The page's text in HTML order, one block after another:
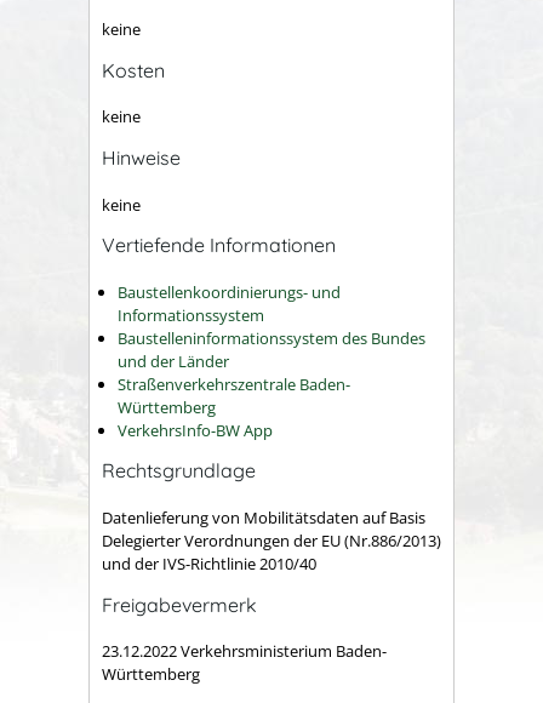
keine
Kosten
keine
Hinweise
keine
Vertiefende Informationen
Baustellenkoordinierungs- und
Informationssystem
Baustelleninformationssystem des Bundes
und der Länder
Straßenverkehrszentrale Baden-
Württemberg
VerkehrsInfo-BW App
Rechtsgrundlage
Datenlieferung von Mobilitätsdaten auf Basis
Delegierter Verordnungen der EU (Nr.886/2013)
und der IVS-Richtlinie 2010/40
Freigabevermerk
23.12.2022 Verkehrsministerium Baden-
Württemberg